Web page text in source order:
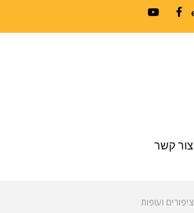
צור קשר
ציפורים ועופות